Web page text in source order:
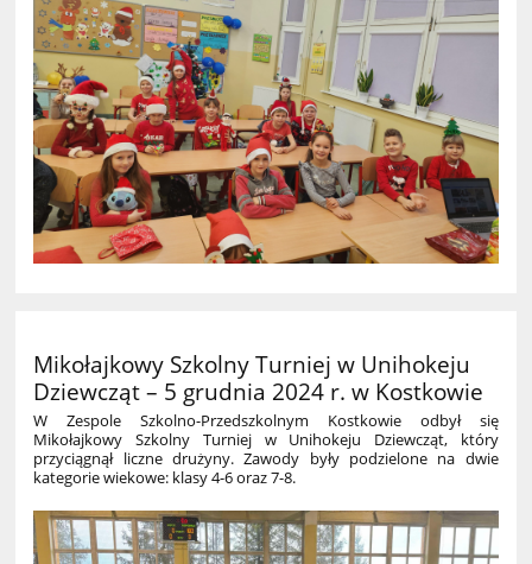
Mikołajkowy Szkolny Turniej w Unihokeju
Dziewcząt – 5 grudnia 2024 r. w Kostkowie
W Zespole Szkolno-Przedszkolnym Kostkowie odbył się
Mikołajkowy Szkolny Turniej w Unihokeju Dziewcząt, który
przyciągnął liczne drużyny. Zawody były podzielone na dwie
kategorie wiekowe: klasy 4-6 oraz 7-8.